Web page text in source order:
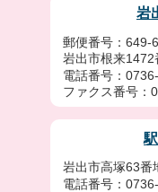
岩
郵便番号：649-
岩出市根来1472
電話番号：
ファクス番号：
岩出市高塚63番
電話番号：